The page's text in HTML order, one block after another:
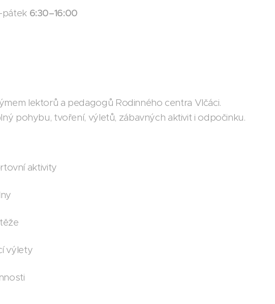
6:30–16:00
lektorů a pedagogů Rodinného centra Vlčáci.
pohybu, tvoření, výletů, zábavných aktivit i odpočinku.
aktivity
výlety